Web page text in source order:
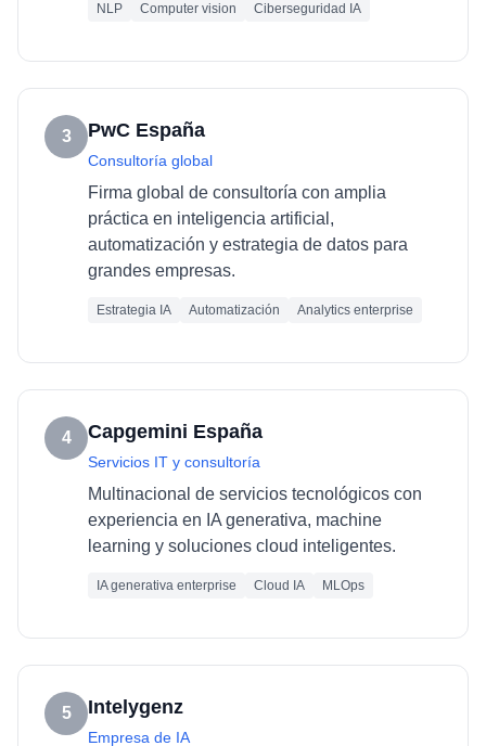
NLP Computer vision Ciberseguridad IA
3 PwC España
Consultoría global
Firma global de consultoría con amplia
práctica en inteligencia artificial,
automatización y estrategia de datos para
grandes empresas.
Estrategia IA Automatización Analytics enterprise
4 Capgemini España
Servicios IT y consultoría
Multinacional de servicios tecnológicos con
experiencia en IA generativa, machine
learning y soluciones cloud inteligentes.
IA generativa enterprise Cloud IA MLOps
5 Intelygenz
Empresa de IA